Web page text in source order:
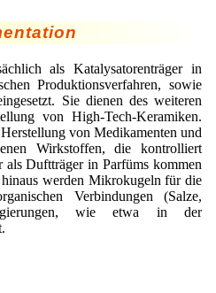
als Katalysatorenträger in
Produktionsverfahren, sowie
Sie dienen des weiteren
von High-Tech-Keramiken.
von Medikamenten und
Wirkstoffen, die kontrolliert
als Duftträger in Parfüms kommen
werden Mikrokugeln für die
Verbindungen (Salze,
wie etwa in der